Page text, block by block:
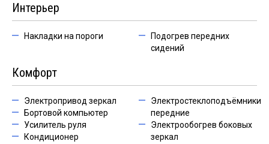
Интерьер
Накладки на пороги
Подогрев передних
сидений
Комфорт
Электропривод зеркал
Бортовой компьютер
Усилитель руля
Кондиционер
Электростеклоподъёмники
передние
Электрообогрев боковых
зеркал